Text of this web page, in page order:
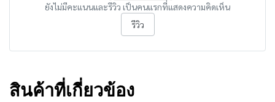
ยังไม่มีคะแนนและรีวิว เป็นคนแรกที่แสดงความคิดเห็น
รีวิว
สินค้าที่เกี่ยวข้อง